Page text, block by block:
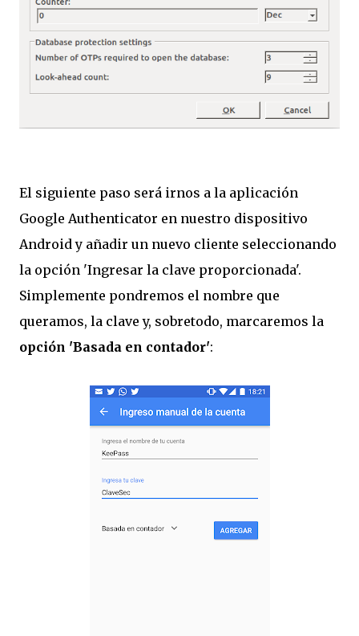
El siguiente paso será irnos a la aplicación
Google Authenticator en nuestro dispositivo
Android y añadir un nuevo cliente seleccionando
la opción 'Ingresar la clave proporcionada'.
Simplemente pondremos el nombre que
queramos, la clave y, sobretodo, marcaremos la
opción 'Basada en contador':